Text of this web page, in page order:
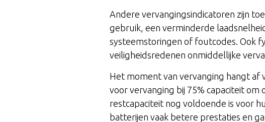
Andere vervangingsindicatoren zijn
gebruik, een verminderde
systeemstoringen of foutcodes. Ook
veiligheidsredenen onmiddellijke
Het moment van vervanging hangt af
voor vervanging bij 75% capaciteit
restcapaciteit nog voldoende is voor
batterijen vaak betere prestaties en